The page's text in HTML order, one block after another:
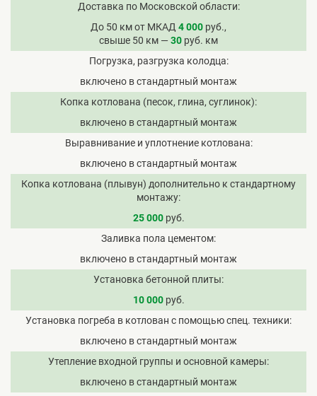
Доставка по Московской области
До 50 км от МКАД 4 000 руб.,
свыше 50 км — 30 руб. км
Погрузка, разгрузка колодца
включено в стандартный монтаж
Копка котлована (песок, глина, суглинок)
включено в стандартный монтаж
Выравнивание и уплотнение котлована
включено в стандартный монтаж
Копка котлована (плывун) дополнительно к стандартному
монтажу
25 000руб.
Заливка пола цементом
включено в стандартный монтаж
Установка бетонной плиты
10 000руб.
Установка погреба в котлован с помощью спец. техники
включено в стандартный монтаж
Утепление входной группы и основной камеры
включено в стандартный монтаж